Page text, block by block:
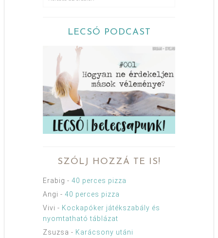
LECSÓ PODCAST
SZÓLJ HOZZÁ TE IS!
Erabig - 40 perces pizza
Angi - 40 perces pizza
Vivi - Kockapóker játékszabály és
nyomtatható táblázat
Zsuzsa - Karácsony utáni